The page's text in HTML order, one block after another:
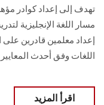
تهدف إلى إعداد كوادر
مسار اللغة الإنجليزية
إعداد معلمين قادرين
اللغات وفق أحدث المعايير
اقرأ المزيد